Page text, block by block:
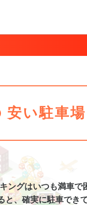
安い駐車場
ングはいつも満車で
と、 確実に駐車でき